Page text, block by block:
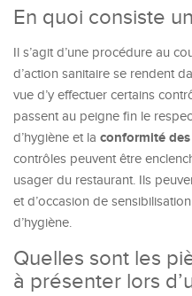
En quoi consiste
Il s’agit d’une procédure au
d’action sanitaire se rendent
vue d’y effectuer certains
passent au peigne fin le
d’hygiène et la conformité
contrôles peuvent être
usager du restaurant. Ils
et d’occasion de
d’hygiène.
Quelles sont les
à présenter lors